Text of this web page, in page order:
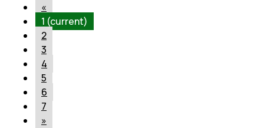
«
1 (current)
2
3
4
5
6
7
»